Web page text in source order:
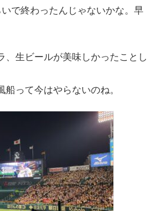
で終わったんじゃないかな。早
、生ビールが美味しかったことし
って今はやらないのね。